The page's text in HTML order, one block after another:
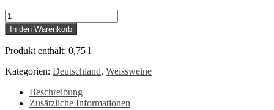
Oliver
Zeter
-
Sauvignon
Fumé
In den Warenkorb
Produkt enthält: 0,75 l
Kategorien: Deutschland, Weissweine
Beschreibung
Zusätzliche Informationen